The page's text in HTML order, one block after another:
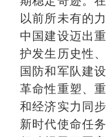
以前所未有的
中国建设迈出
护发生历史性
国防和军队建
革命性重塑、
和经济实力同
新时代使命任